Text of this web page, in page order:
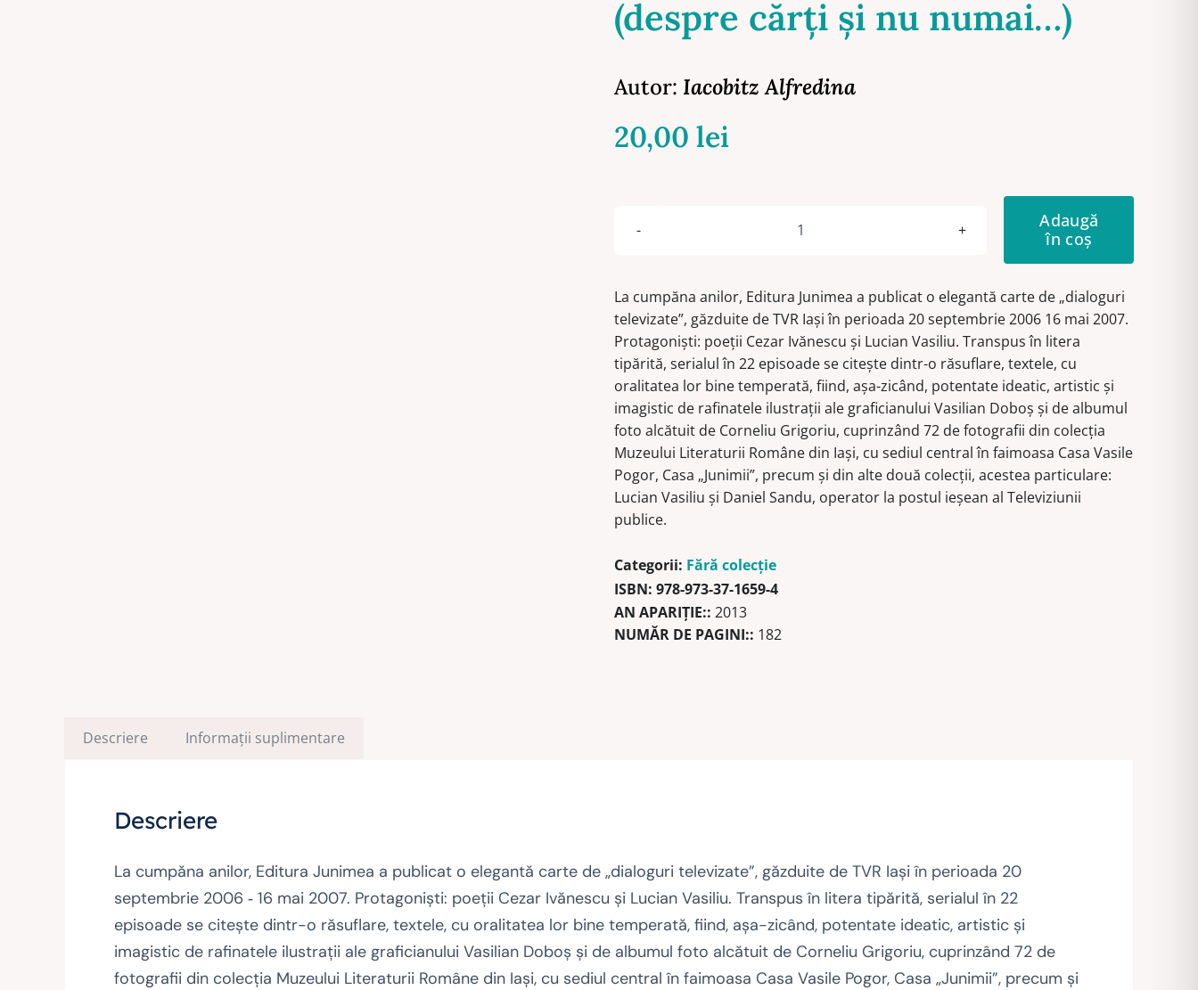
(despre cărţi şi nu numai…)
Autor: Iacobitz Alfredina
20,00 lei
Cantitate
şi
Lucian
Vasiliu.
Dialoguri
televizate
(despre
cărţi
şi
nu
numai…)
Adaugă
în coș
La cumpăna anilor, Editura Junimea a publicat o elegantă carte de „dialoguri
televizate”, găzduite de TVR Iaşi în perioada 20 septembrie 2006 16 mai 2007.
Protagonişti: poeţii Cezar Ivănescu şi Lucian Vasiliu. Transpus în litera
tipărită, serialul în 22 episoade se citeşte dintr-o răsuflare, textele, cu
oralitatea lor bine temperată, fiind, aşa-zicând, potentate ideatic, artistic şi
imagistic de rafinatele ilustraţii ale graficianului Vasilian Doboş şi de albumul
foto alcătuit de Corneliu Grigoriu, cuprinzând 72 de fotografii din colecţia
Muzeului Literaturii Române din Iaşi, cu sediul central în faimoasa Casa Vasile
Pogor, Casa „Junimii”, precum şi din alte două colecţii, acestea particulare:
Lucian Vasiliu şi Daniel Sandu, operator la postul ieşean al Televiziunii
publice.
Categorii: Fără colecție
ISBN: 978-973-37-1659-4
AN APARIŢIE:: 2013
NUMĂR DE PAGINI:: 182
Descriere Informații suplimentare
Descriere
La cumpăna anilor, Editura Junimea a publicat o elegantă carte de „dialoguri televizate”, găzduite de TVR Iaşi în perioada 20
septembrie 2006 ‑ 16 mai 2007. Protagonişti: poeţii Cezar Ivănescu şi Lucian Vasiliu. Transpus în litera tipărită, serialul în 22
episoade se citeşte dintr-o răsuflare, textele, cu oralitatea lor bine temperată, fiind, aşa-zicând, potentate ideatic, artistic şi
imagistic de rafinatele ilustraţii ale graficianului Vasilian Doboş şi de albumul foto alcătuit de Corneliu Grigoriu, cuprinzând 72 de
fotografii din colecţia Muzeului Literaturii Române din Iaşi, cu sediul central în faimoasa Casa Vasile Pogor, Casa „Junimii”, precum şi